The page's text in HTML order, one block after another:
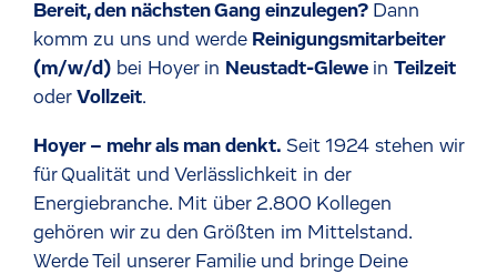
Bereit, den nächsten Gang einzulegen? Dann
komm zu uns und werde Reinigungsmitarbeiter
(m/w/d) bei Hoyer in Neustadt-Glewe in Teilzeit
oder Vollzeit.
Hoyer – mehr als man denkt. Seit 1924 stehen wir
für Qualität und Verlässlichkeit in der
Energiebranche. Mit über 2.800 Kollegen
gehören wir zu den Größten im Mittelstand.
Werde Teil unserer Familie und bringe Deine